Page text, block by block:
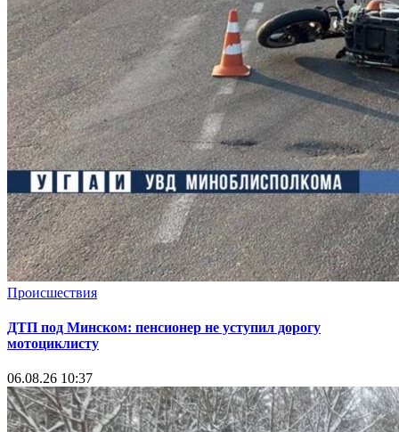
Происшествия
ДТП под Минском: пенсионер не уступил дорогу
мотоциклисту
06.08.26 10:37